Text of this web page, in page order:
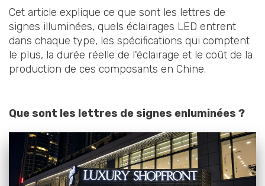
Cet article explique ce que sont les lettres de
signes illuminées, quels éclairages LED entrent
dans chaque type, les spécifications qui comptent
le plus, la durée réelle de l'éclairage et le coût de la
production de ces composants en Chine.
Que sont les lettres de signes enluminées ?